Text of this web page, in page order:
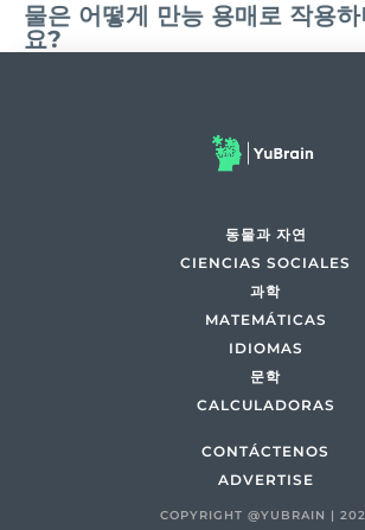
물은 어떻게 만능 용매로 작용
요?
동물과 자연
CIENCIAS SOCIALES
과학
MATEMÁTICAS
IDIOMAS
문학
CALCULADORAS
CONTÁCTENOS
ADVERTISE
COPYRIGHT @YUBRAIN |